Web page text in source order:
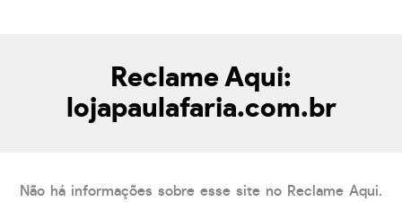
Reclame Aqui:
lojapaulafaria.com.br
Não há informações sobre esse site no Reclame Aqui.